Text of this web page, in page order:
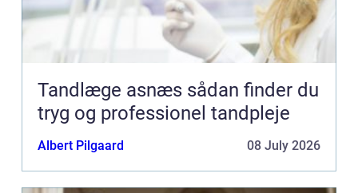
Tandlæge asnæs sådan finder du
tryg og professionel tandpleje
Albert Pilgaard 08 July 2026